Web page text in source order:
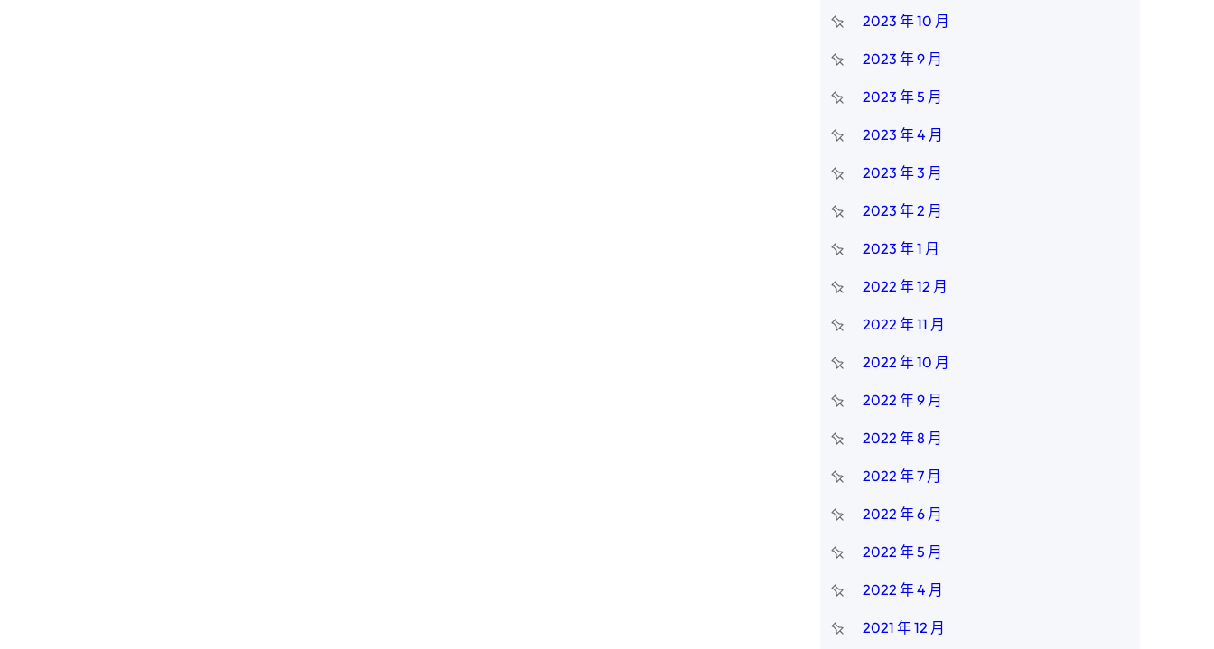
2023 年 10 月
2023 年 9 月
2023 年 5 月
2023 年 4 月
2023 年 3 月
2023 年 2 月
2023 年 1 月
2022 年 12 月
2022 年 11 月
2022 年 10 月
2022 年 9 月
2022 年 8 月
2022 年 7 月
2022 年 6 月
2022 年 5 月
2022 年 4 月
2021 年 12 月